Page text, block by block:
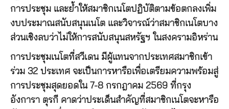
การประชุม และย้ำให้สมาชิกเนโตปฏิบัติตามข้อตกลงเพิ่ม
งบประมาณสนับสนุนเนโต และวิจารณ์ว่าสมาชิกเนโตบาง
ส่วนเชิงลบว่าไม่ให้การสนับสนุนสหรัฐฯ ในสงครามอิหร่าน
การประชุมเนโตที่สวีเดน มีผู้แทนจากประเทศสมาชิกเข้า
ร่วม 32 ประเทศ จะเป็นการหารือเพื่อเตรียมความพร้อมสู่
การประชุมสุดยอดใน 7-8 กรกฎาคม 2569 ที่กรุง
อังการา ตุรกี คาดว่าประเด็นสำคัญที่สมาชิกเนโตจะหารือ